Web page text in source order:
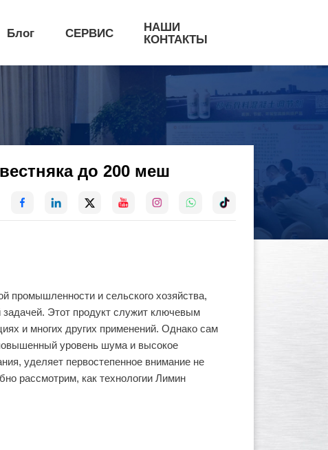
Блог СЕРВИС
НАШИ
КОНТАКТЫ
до 200 меш
промышленности и сельского хозяйства,
задачей. Этот продукт служит ключевым
и многих других применений. Однако сам
уровень шума и высокое
уделяет первостепенное внимание не
рассмотрим, как технологии Лимин